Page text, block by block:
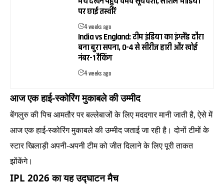
पर छाईं तस्वीरें
4 weeks ago
India vs England: टीम इंडिया का इंग्लैंड दौरा
बना बुरा सपना, 0-4 से सीरीज हारी और खोई
नंबर-1 रैंकिंग
4 weeks ago
आज एक हाई-स्कोरिंग मुकाबले की उम्मीद
बेंगलुरु की पिच आमतौर पर बल्लेबाजों के लिए मददगार मानी जाती है, ऐसे में
आज एक हाई-स्कोरिंग मुकाबले की उम्मीद जताई जा रही है। दोनों टीमों के
स्टार खिलाड़ी अपनी-अपनी टीम को जीत दिलाने के लिए पूरी ताकत
झोंकेंगे।
IPL 2026 का यह उद्घाटन मैच